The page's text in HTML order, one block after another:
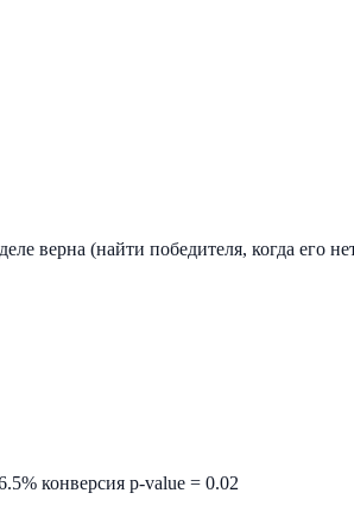
верна (найти победителя, когда его
конверсия p-value = 0.02